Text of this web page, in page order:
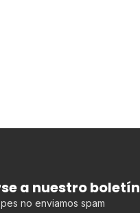
a nuestro
no enviamos spam